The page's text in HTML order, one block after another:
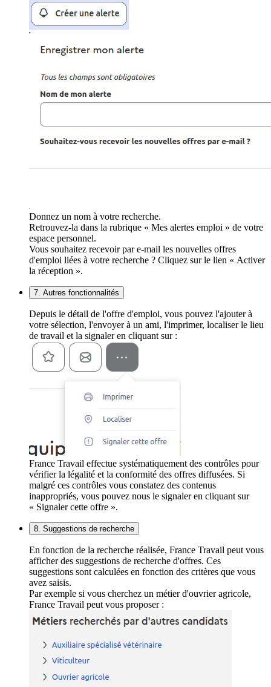
Donnez un nom à votre recherche.
Retrouvez-la dans la rubrique « Mes alertes emploi » de votre
espace personnel.
Vous souhaitez recevoir par e-mail les nouvelles offres
d'emploi liées à votre recherche ? Cliquez sur le lien « Activer
la réception ».
7. Autres fonctionnalités
Depuis le détail de l'offre d'emploi, vous pouvez l'ajouter à
votre sélection, l'envoyer à un ami, l'imprimer, localiser le lieu
de travail et la signaler en cliquant sur :
France Travail effectue systématiquement des contrôles pour
vérifier la légalité et la conformité des offres diffusées. Si
malgré ces contrôles vous constatez des contenus
inappropriés, vous pouvez nous le signaler en cliquant sur
« Signaler cette offre ».
8. Suggestions de recherche
En fonction de la recherche réalisée, France Travail peut vous
afficher des suggestions de recherche d'offres. Ces
suggestions sont calculées en fonction des critères que vous
avez saisis.
Par exemple si vous cherchez un métier d'ouvrier agricole,
France Travail peut vous proposer :